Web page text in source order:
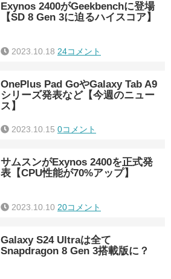
Exynos 2400がGeekbenchに登場
【SD 8 Gen 3に迫るハイスコア】
2023.10.18 24コメント
OnePlus Pad GoやGalaxy Tab A9
シリーズ発表など【今週のニュー
ス】
2023.10.15 0コメント
サムスンがExynos 2400を正式発
表【CPU性能が70%アップ】
2023.10.10 20コメント
Galaxy S24 Ultraは全て
Snapdragon 8 Gen 3搭載版に？